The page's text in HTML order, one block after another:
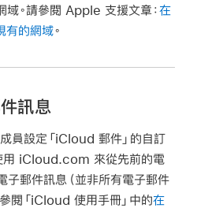
。請參閱 Apple 支援文章：在
有的網域。
訊息
員設定「iCloud 郵件」的自訂
用 iCloud.com 來從先前的電
子郵件訊息（並非所有電子郵件
閱「iCloud 使用手冊」中的在